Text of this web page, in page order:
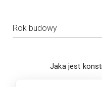
Rok budowy
Jaka jest